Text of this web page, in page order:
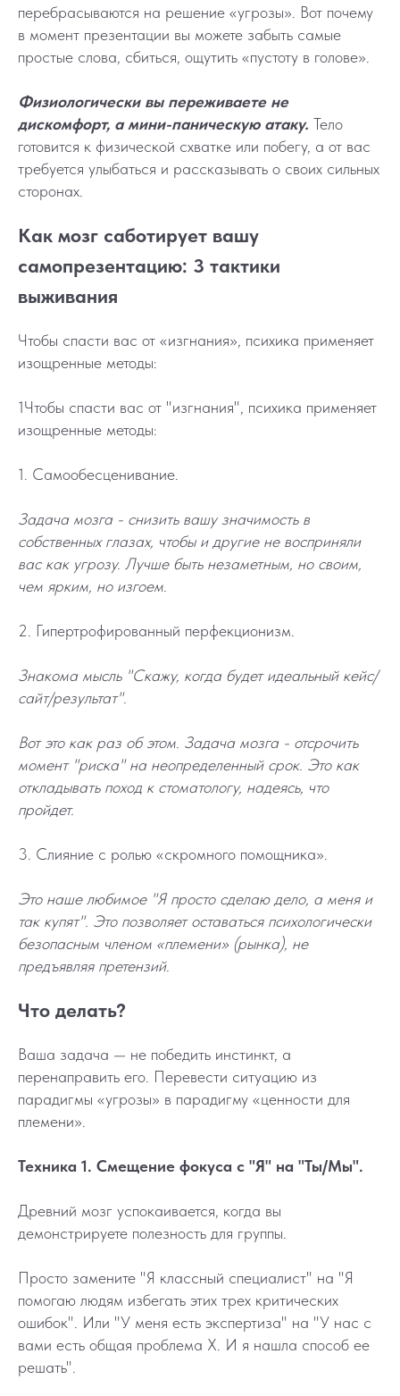
перебрасываются на решение «угрозы». Вот почему
в момент презентации вы можете забыть самые
простые слова, сбиться, ощутить «пустоту в голове».
Физиологически вы переживаете не
дискомфорт, а мини-паническую атаку. Тело
готовится к физической схватке или побегу, а от вас
требуется улыбаться и рассказывать о своих сильных
сторонах.
Как мозг саботирует вашу
самопрезентацию: 3 тактики
выживания
Чтобы спасти вас от «изгнания», психика применяет
изощренные методы:
1Чтобы спасти вас от "изгнания", психика применяет
изощренные методы:
1. Самообесценивание.
Задача мозга - снизить вашу значимость в
собственных глазах, чтобы и другие не восприняли
вас как угрозу. Лучше быть незаметным, но своим,
чем ярким, но изгоем.
2. Гипертрофированный перфекционизм.
Знакома мысль "Скажу, когда будет идеальный кейс/
сайт/результат".
Вот это как раз об этом. Задача мозга - отсрочить
момент "риска" на неопределенный срок. Это как
откладывать поход к стоматологу, надеясь, что
пройдет.
3. Слияние с ролью «скромного помощника».
Это наше любимое "Я просто сделаю дело, а меня и
так купят". Это позволяет оставаться психологически
безопасным членом «племени» (рынка), не
предъявляя претензий.
Что делать?
Ваша задача — не победить инстинкт, а
перенаправить его. Перевести ситуацию из
парадигмы «угрозы» в парадигму «ценности для
племени».
Техника 1. Смещение фокуса с "Я" на "Ты/Мы".
Древний мозг успокаивается, когда вы
демонстрируете полезность для группы.
Просто замените "Я классный специалист" на "Я
помогаю людям избегать этих трех критических
ошибок". Или "У меня есть экспертиза" на "У нас с
вами есть общая проблема Х. И я нашла способ ее
решать".